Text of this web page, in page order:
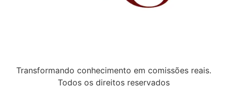
Transformando conhecimento em comissões reais.
Todos os direitos reservados